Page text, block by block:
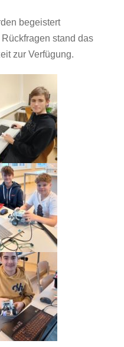
begeistert
stand das
zur Verfügung.